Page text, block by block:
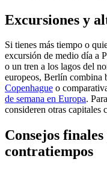
Excursiones y
Si tienes más tiempo o
excursión de medio día a
o un tren a los lagos del
europeos, Berlín combina
Copenhague o
de semana en Europa.
consideren otras capitales
Consejos
contratiempos